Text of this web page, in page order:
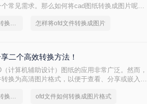
常见需求。那么如何将cad图纸转换成图片呢？
如何将OFD格式的文件转换成图片 怎样将ofd文件转换成图片
二个高效转换方法！
计算机辅助设计）图纸的应用非常广泛。然而，
换为高清图片格式，以便于查看、分享或嵌入到
如何将OFD格式的文件转换成图片 ofd文件如何转换成图片格式